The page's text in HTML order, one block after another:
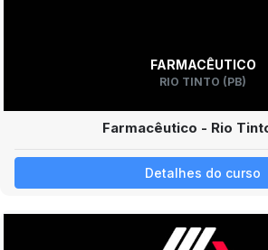
FARMACÊUTICO
RIO TINTO (PB)
Farmacêutico - Rio
Detalhes do curso